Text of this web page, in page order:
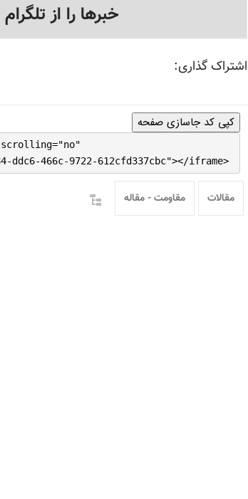
خبرها را از
اشتراک گذاری:
کپی کد جاسازی صفحه
scrolling="no"
466c-9722-612cfd337cbc"></iframe>
مقالات مقاومت - مقاله